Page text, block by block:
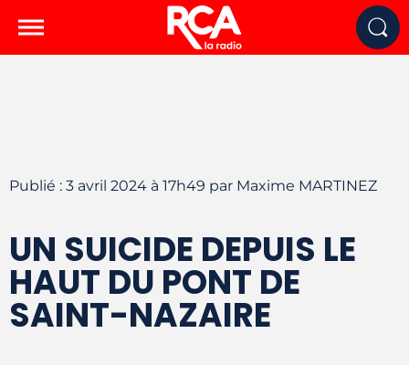
Publié : 3 avril 2024 à 17h49 par Maxime MARTINEZ
UN SUICIDE DEPUIS LE
HAUT DU PONT DE
SAINT-NAZAIRE